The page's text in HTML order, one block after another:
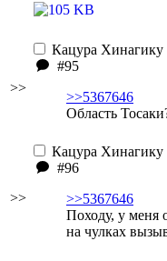
>>
Кацура Хинагику
#95
>>5367646
Область
>>
Кацура Хинагику
#96
>>5367646
Походу, у меня
на чулках